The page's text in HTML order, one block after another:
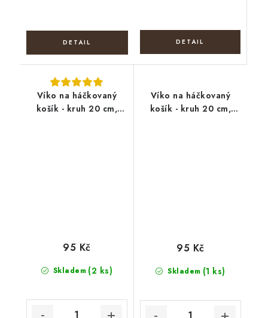
Víko na háčkovaný
košík - kruh 20 cm,
Skladem (2 ks)
95 Kč
Víko na háčkovaný
košík - kruh 20 cm,
Skladem (1 ks)
95 Kč